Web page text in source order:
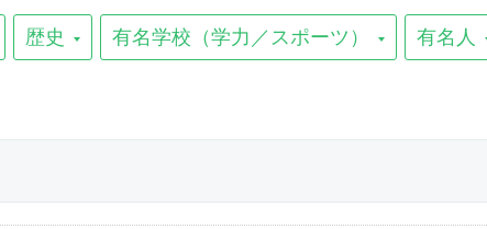
歴史 有名学校（学力／スポーツ） 有名人